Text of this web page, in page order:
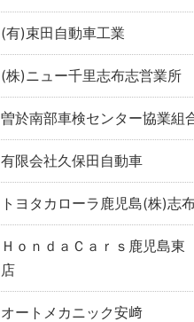
(有)束田自動車工業
(株)ニュー千里志布志営業所
曽於南部車検センター協業組
有限会社久保田自動車
トヨタカローラ鹿児島(株)志
ＨｏｎｄａＣａｒｓ鹿児島
店
オートメカニック安﨑